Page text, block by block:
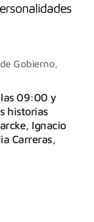
Gobierno,
las 09:00 y
historias
Ignacio
Carreras,